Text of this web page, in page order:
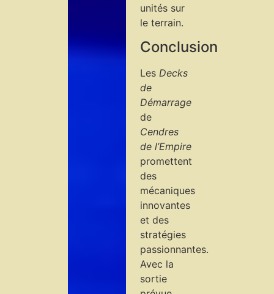
unités sur
le terrain.
Conclusion
Les Decks
de
Démarrage
de
Cendres
de l’Empire
promettent
des
mécaniques
innovantes
et des
stratégies
passionnantes.
Avec la
sortie